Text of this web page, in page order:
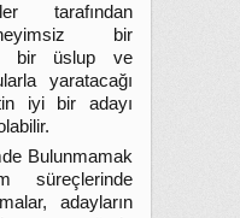
tarafından
bir
bir üslup ve
yaratacağı
iyi bir adayı
Bulunmamak
süreçlerinde
adayların